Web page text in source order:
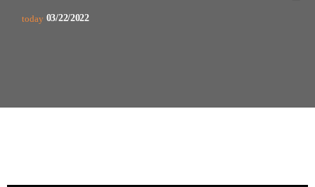
today 03/22/2022